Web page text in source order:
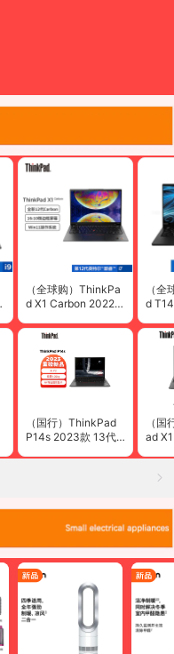
（全球购）ThinkPa
d X1 Carbon 2022款
英寸笔记本电脑
（
d
务笔
（国行）ThinkPad
P14s 2023款 13代
（
ad